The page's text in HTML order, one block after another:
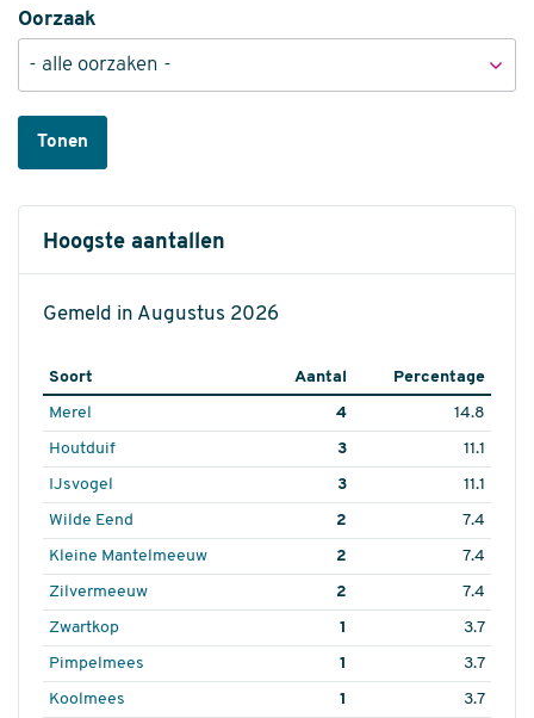
Oorzaak
Tonen
Hoogste aantallen
Gemeld in Augustus 2026
Soort Aantal
Percentage
Merel
4
14.8
Houtduif
3
11.1
IJsvogel
3
11.1
Wilde Eend
2
7.4
Kleine Mantelmeeuw
2
7.4
Zilvermeeuw
2
7.4
Zwartkop
1
3.7
Pimpelmees
1
3.7
Koolmees
1
3.7